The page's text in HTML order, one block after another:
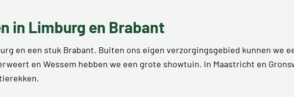
in Limburg en Brabant
en een stuk Brabant. Buiten ons eigen verzorgingsgebied kunnen we
en Wessem hebben we een grote showtuin. In Maastricht en